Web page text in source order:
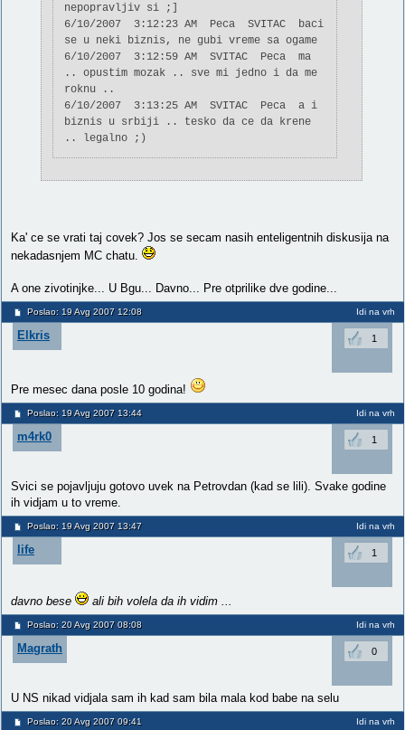
nepopravljiv si ;]
6/10/2007 3:12:23 AM Peca SVITAC baci
se u neki biznis, ne gubi vreme sa ogame
6/10/2007 3:12:59 AM SVITAC Peca ma
.. opustim mozak .. sve mi jedno i da me
roknu ..
6/10/2007 3:13:25 AM SVITAC Peca a i
biznis u srbiji .. tesko da ce da krene
.. legalno ;)
Ka' ce se vrati taj covek? Jos se secam nasih enteligentnih diskusija na
nekadasnjem MC chatu.
A one zivotinjke... U Bgu... Davno... Pre otprilike dve godine...
Poslao: 19 Avg 2007 12:08 Idi na vrh
Elkris 1
Pre mesec dana posle 10 godina!
Poslao: 19 Avg 2007 13:44 Idi na vrh
m4rk0 1
Svici se pojavljuju gotovo uvek na Petrovdan (kad se lili). Svake godine
ih vidjam u to vreme.
Poslao: 19 Avg 2007 13:47 Idi na vrh
life 1
davno bese ali bih volela da ih vidim ...
Poslao: 20 Avg 2007 08:08 Idi na vrh
Magrath 0
U NS nikad vidjala sam ih kad sam bila mala kod babe na selu
Poslao: 20 Avg 2007 09:41 Idi na vrh